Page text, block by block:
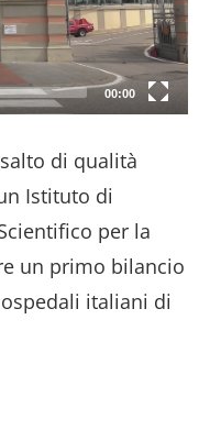
00:00
di qualità
Istituto di
per la
un primo bilancio
italiani di